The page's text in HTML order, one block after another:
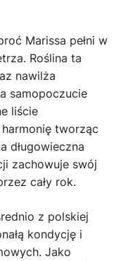
Marissa pełni w
Roślina ta
nawilża
samopoczucie
liście
tworząc
długowieczna
zachowuje swój
cały rok.
z polskiej
kondycję i
Jako